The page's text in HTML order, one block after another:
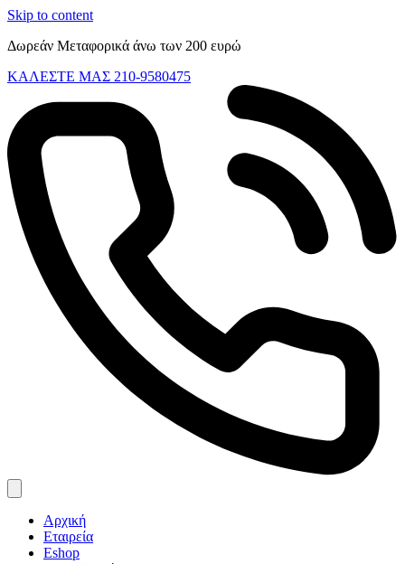
Skip to content
Δωρεάν Μεταφορικά άνω των 200 ευρώ
ΚΑΛΕΣΤΕ ΜΑΣ 210-9580475
Αρχική
Εταιρεία
Eshop